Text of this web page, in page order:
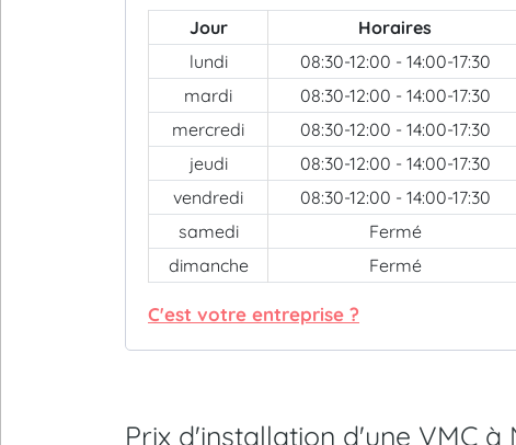
Jour
Horaires
lundi
08:30-12:00 - 14:00-17:30
mardi
08:30-12:00 - 14:00-17:30
mercredi
08:30-12:00 - 14:00-17:30
jeudi
08:30-12:00 - 14:00-17:30
vendredi
08:30-12:00 - 14:00-17:30
samedi
Fermé
dimanche
Fermé
C'est votre entreprise ?
Prix d'installation d'une VMC à